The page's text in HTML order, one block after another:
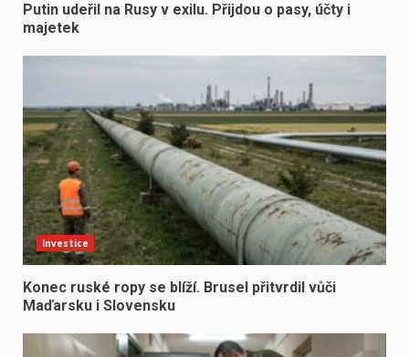
Putin udeřil na Rusy v exilu. Přijdou o pasy, účty i
majetek
Investice
Konec ruské ropy se blíží. Brusel přitvrdil vůči
Maďarsku i Slovensku